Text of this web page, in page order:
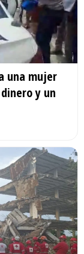
una mujer
y un